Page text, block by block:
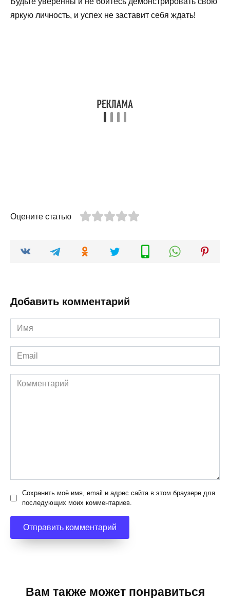
яркую личность, и успех не заставит себя ждать!
Оцените статью
Добавить комментарий
Имя
*
Email
*
Комментарий
Сохранить моё имя, email и адрес сайта в этом браузере для
последующих моих комментариев.
Вам также может понравиться